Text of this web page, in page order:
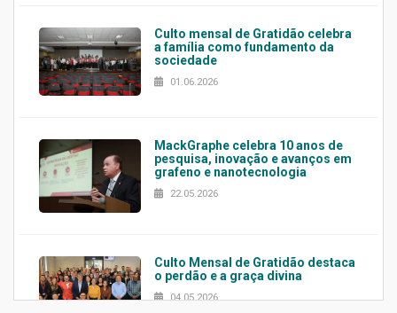
Culto mensal de Gratidão celebra
a família como fundamento da
sociedade
01.06.2026
MackGraphe celebra 10 anos de
pesquisa, inovação e avanços em
grafeno e nanotecnologia
22.05.2026
Culto Mensal de Gratidão destaca
o perdão e a graça divina
04.05.2026